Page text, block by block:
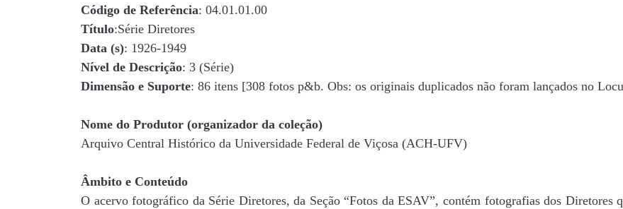
Código de Referência: 04.01.01.00
Título:Série Diretores
Data (s): 1926-1949
Nível de Descrição: 3 (Série)
Dimensão e Suporte: 86 itens [308 fotos p&b. Obs: os originais duplicados não foram lançados no
Nome do Produtor (organizador da coleção)
Arquivo Central Histórico da Universidade Federal de Viçosa (ACH-UFV)
Âmbito e Conteúdo
O acervo fotográfico da Série Diretores, da Seção “Fotos da ESAV”, contém fotografias dos Diretores